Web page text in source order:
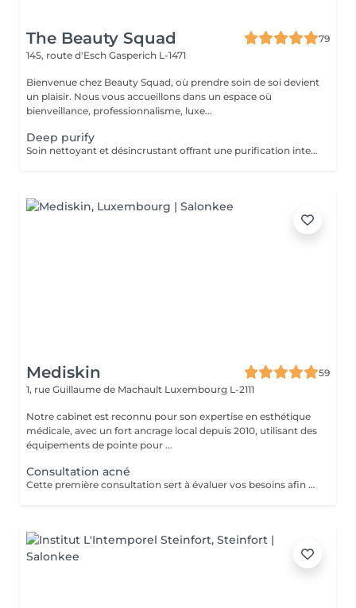
The Beauty Squad
79
145, route d'Esch Gasperich L-1471
Bienvenue chez Beauty Squad, où prendre soin de soi devient
un plaisir. Nous vous accueillons dans un espace où
bienveillance, professionnalisme, luxe...
Deep purify
Soin nettoyant et désincrustant offrant une purification intense, aidant les peaux à tendance acnéique et séborrhéique à retrouver un équilibre Deep Purify nettoie les pores en profondeur pour prévenir et atténuer les imperfections. Ce soin est indispensable à une bonne pénétration des agents actifs lors de l'application de produits cosméceutiques. 1 Séance: 135€ forfait 5 séances : 610€
Mediskin
59
1, rue Guillaume de Machault Luxembourg L-2111
Notre cabinet est reconnu pour son expertise en esthétique
médicale, avec un fort ancrage local depuis 2010, utilisant des
équipements de pointe pour ...
Consultation acné
Cette première consultation sert à évaluer vos besoins afin de vous guider vers les soins sur mesure qui répondront au mieux. À cette occasion, toutes les informations nécessaires, telles que les contre-indications, les résultats attendus et autres détails importants, vous seront fournies pour assurer une prise en charge optimale et vous garantir un suivi personnalisé.